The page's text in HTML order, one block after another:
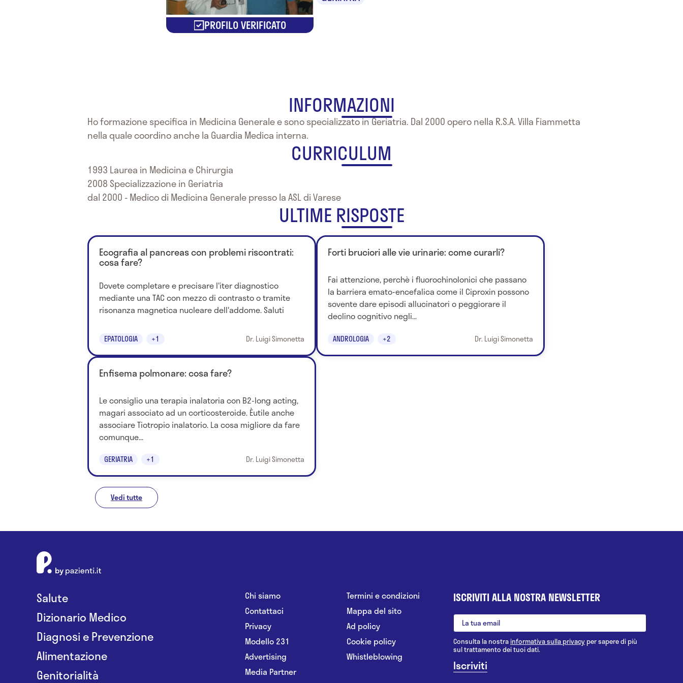
PROFILO VERIFICATO
INFORMAZIONI
Ho formazione specifica in Medicina Generale e sono specializzato in Geriatria. Dal 2000 opero nella R.S.A. Villa Fiammetta
nella quale coordino anche la Guardia Medica interna.
CURRICULUM
1993 Laurea in Medicina e Chirurgia
2008 Specializzazione in Geriatria
dal 2000 - Medico di Medicina Generale presso la ASL di Varese
ULTIME RISPOSTE
Ecografia al pancreas con problemi riscontrati:
cosa fare?
Dovete completare e precisare l'iter diagnostico
mediante una TAC con mezzo di contrasto o tramite
risonanza magnetica nucleare dell'addome. Saluti
EPATOLOGIA +1 Dr. Luigi Simonetta
Forti bruciori alle vie urinarie: come curarli?
Fai attenzione, perchè i fluorochinolonici che passano
la barriera emato-encefalica come il Ciproxin possono
sovente dare episodi allucinatori o peggiorare il
declino cognitivo negli...
ANDROLOGIA +2 Dr. Luigi Simonetta
Enfisema polmonare: cosa fare?
Le consiglio una terapia inalatoria con B2-long acting,
magari associato ad un corticosteroide. Èutile anche
associare Tiotropio inalatorio. La cosa migliore da fare
comunque...
GERIATRIA +1 Dr. Luigi Simonetta
Vedi tutte
Salute
Dizionario Medico
Diagnosi e Prevenzione
Alimentazione
Genitorialità
Chi siamo
Contattaci
Privacy
Modello 231
Advertising
Media Partner
Termini e condizioni
Mappa del sito
Ad policy
Cookie policy
Whistleblowing
ISCRIVITI ALLA NOSTRA NEWSLETTER
Consulta la nostrainformativa sulla privacy per sapere di più
sul trattamento dei tuoi dati.